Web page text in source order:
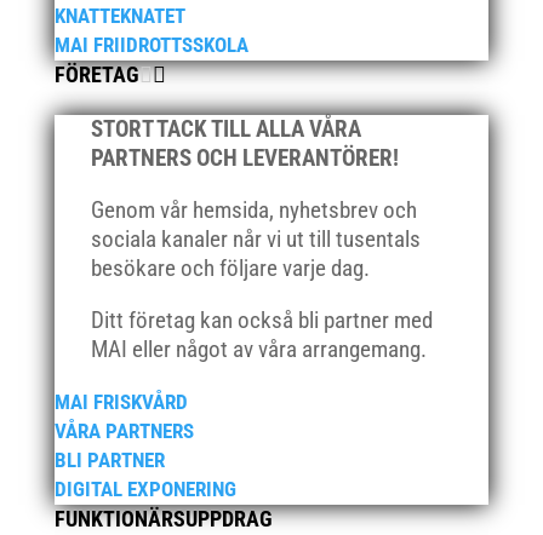
KNATTEKNATET
MAI FRIIDROTTSSKOLA
FÖRETAG
STORT TACK TILL ALLA VÅRA
PARTNERS OCH LEVERANTÖRER!
Genom vår hemsida, nyhetsbrev och
sociala kanaler når vi ut till tusentals
besökare och följare varje dag.
Ditt företag kan också bli partner med
MAI eller något av våra arrangemang.
MAI FRISKVÅRD
VÅRA PARTNERS
BLI PARTNER
DIGITAL EXPONERING
FUNKTIONÄRSUPPDRAG